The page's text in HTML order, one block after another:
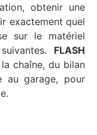
obtenir une
exactement quel
sur le matériel
FLASH
chaîne, du bilan
au garage, pour